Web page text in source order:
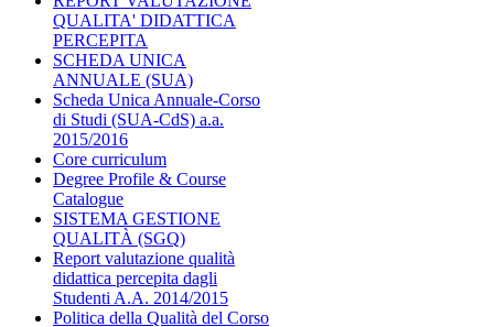
QUALITA' DIDATTICA
PERCEPITA
SCHEDA UNICA
ANNUALE (SUA)
Scheda Unica Annuale-Corso
di Studi (SUA-CdS) a.a.
2015/2016
Core curriculum
Degree Profile & Course
Catalogue
SISTEMA GESTIONE
QUALITÀ (SGQ)
Report valutazione qualità
didattica percepita dagli
Studenti A.A. 2014/2015
Politica della Qualità del Corso